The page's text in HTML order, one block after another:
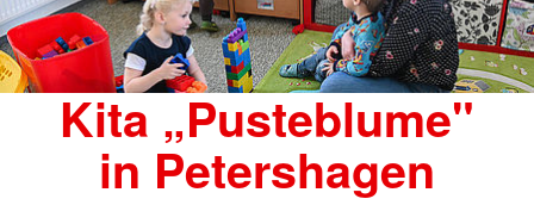
Kita „Pusteblume"
in Petershagen